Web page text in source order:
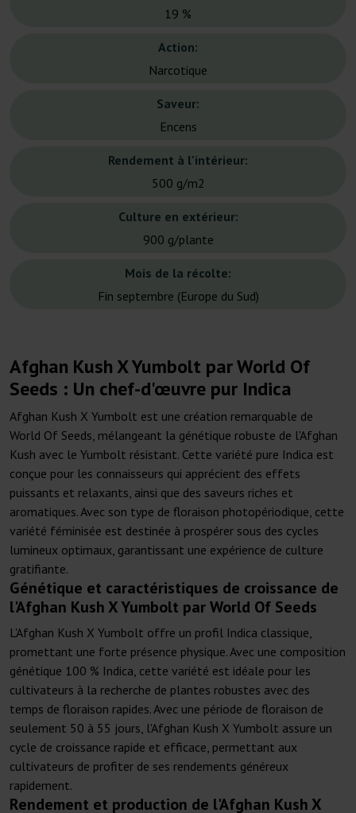
19 %
Action:
Narcotique
Saveur:
Encens
Rendement à l'intérieur:
500 g/m2
Culture en extérieur:
900 g/plante
Mois de la récolte:
Fin septembre (Europe du Sud)
Afghan Kush X Yumbolt par World Of
Seeds : Un chef-d'œuvre pur Indica
Afghan Kush X Yumbolt est une création remarquable de
World Of Seeds, mélangeant la génétique robuste de l'Afghan
Kush avec le Yumbolt résistant. Cette variété pure Indica est
conçue pour les connaisseurs qui apprécient des effets
puissants et relaxants, ainsi que des saveurs riches et
aromatiques. Avec son type de floraison photopériodique, cette
variété féminisée est destinée à prospérer sous des cycles
lumineux optimaux, garantissant une expérience de culture
gratifiante.
Génétique et caractéristiques de croissance de
l'Afghan Kush X Yumbolt par World Of Seeds
L'Afghan Kush X Yumbolt offre un profil Indica classique,
promettant une forte présence physique. Avec une composition
génétique 100 % Indica, cette variété est idéale pour les
cultivateurs à la recherche de plantes robustes avec des
temps de floraison rapides. Avec une période de floraison de
seulement 50 à 55 jours, l'Afghan Kush X Yumbolt assure un
cycle de croissance rapide et efficace, permettant aux
cultivateurs de profiter de ses rendements généreux
rapidement.
Rendement et production de l'Afghan Kush X